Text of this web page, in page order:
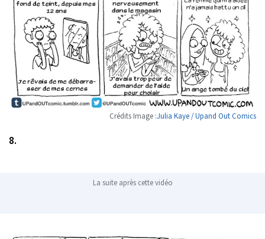
Crédits Image :Julia Kaye / Upand Out Comics
8.
La suite après cette vidéo